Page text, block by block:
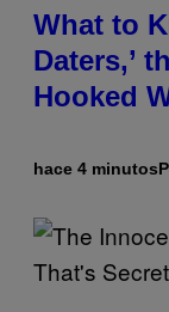
What to
Daters,’
Hooked
hace 4 minutos